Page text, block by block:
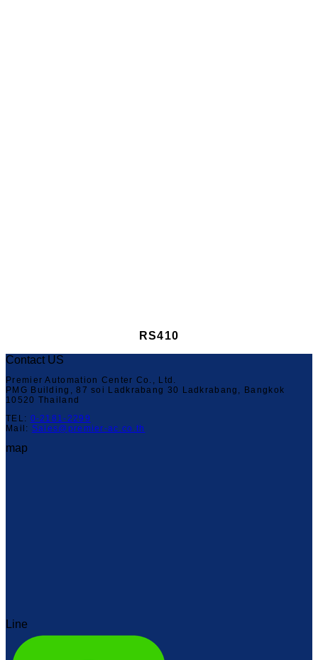
RS410
Contact US
Premier Automation Center Co., Ltd.
PMG Building, 87 soi Ladkrabang 30 Ladkrabang, Bangkok
10520 Thailand
TEL: 0-2181-2299
Mail: Sales@premier-ac.co.th
map
Line